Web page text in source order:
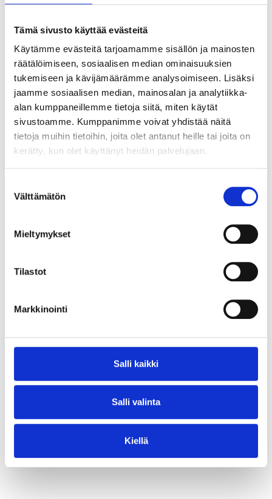
Tämä sivusto käyttää evästeitä
Käytämme evästeitä tarjoamamme sisällön ja mainosten
räätälöimiseen, sosiaalisen median ominaisuuksien
tukemiseen ja kävijämäärämme analysoimiseen. Lisäksi
jaamme sosiaalisen median, mainosalan ja analytiikka-
alan kumppaneillemme tietoja siitä, miten käytät
sivustoamme. Kumppanimme voivat yhdistää näitä
tietoja muihin tietoihin, joita olet antanut heille tai joita on
kerätty, kun olet käyttänyt heidän palvelujaan.
valinta
Välttämätön
Mieltymykset
Tilastot
Markkinointi
Salli kaikki
Salli valinta
Kiellä
agentti vaan paras orkestrointi